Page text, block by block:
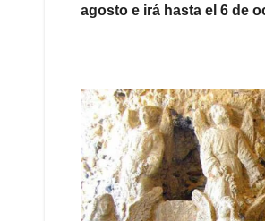
agosto e irá hasta el 6 de